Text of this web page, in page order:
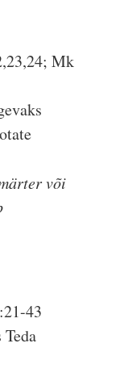
Mk
või
43